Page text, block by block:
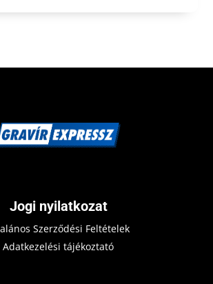
Jogi nyilatkozat
Szerződési Feltételek
Adatkezelési tájékoztató